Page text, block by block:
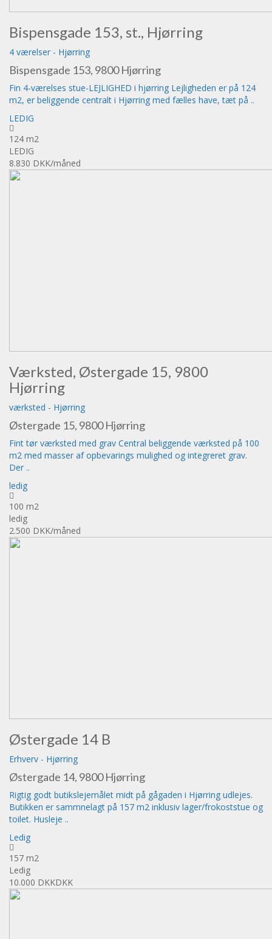
Bispensgade 153, st., Hjørring
4 værelser - Hjørring
Bispensgade 153, 9800 Hjørring
Fin 4-værelses stue-LEJLIGHED i hjørring Lejligheden er på 124
m2, er beliggende centralt i Hjørring med fælles have, tæt på ..
LEDIG
124 m2
LEDIG
8.830 DKK/måned
Værksted, Østergade 15, 9800
Hjørring
værksted - Hjørring
Østergade 15, 9800 Hjørring
Fint tør værksted med grav Central beliggende værksted på 100
m2 med masser af opbevarings mulighed og integreret grav.
Der ..
ledig
100 m2
ledig
2.500 DKK/måned
Østergade 14 B
Erhverv - Hjørring
Østergade 14, 9800 Hjørring
Rigtig godt butikslejemålet midt på gågaden i Hjørring udlejes.
Butikken er sammnelagt på 157 m2 inklusiv lager/frokoststue og
toilet. Husleje ..
Ledig
157 m2
Ledig
10.000 DKKDKK